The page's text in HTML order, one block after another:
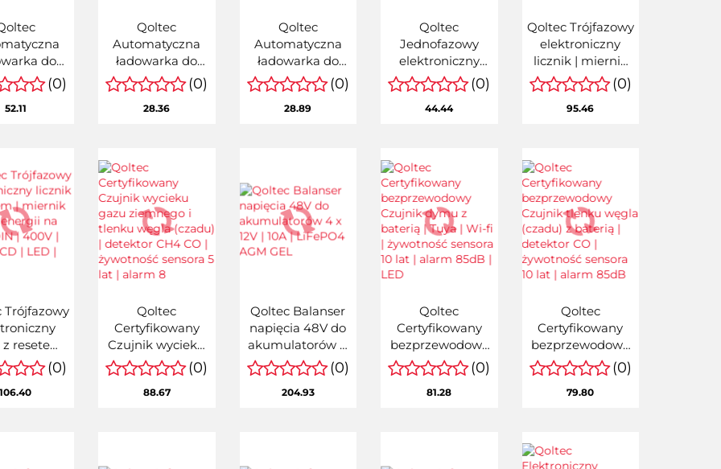
do
STD |
12V |
(0)
52.11
Qoltec
Automatyczna
ładowarka do
akumulatora
AGM GEL STD |
Prostownik 6V/12V
(0)
28.36
Qoltec
Automatyczna
ładowarka do
akumulatora
AGM GEL STD |
Prostownik 24V |
(0)
28.89
Qoltec
Jednofazowy
elektroniczny
licznik zużycia
energii na szynę
DIN | RESET |
LCD | LE
(0)
44.44
Qoltec Trójfazowy
elektroniczny
licznik | miernik
zużycia energii na
szynę DIN | 400V |
100A | LCD | LED |
(0)
95.46
Trójfazowy
resetem |
zużycia
na szynę
| 100A
(0)
106.40
Qoltec
Certyfikowany
Czujnik wycieku
gazu ziemnego i
tlenku węgla
(czadu) | detektor
(0)
88.67
Qoltec Balanser
napięcia 48V do
akumulatorów 4
x 12V | 10A |
LiFePO4 AGM
GEL
(0)
204.93
Qoltec
Certyfikowany
bezprzewodowy
Czujnik dymu z
baterią | Tuya |
Wi-fi | żywotność
(0)
81.28
Qoltec
Certyfikowany
bezprzewodowy
Czujnik tlenku
węgla (czadu) z
baterią | detektor
alarm 85dB
(0)
79.80